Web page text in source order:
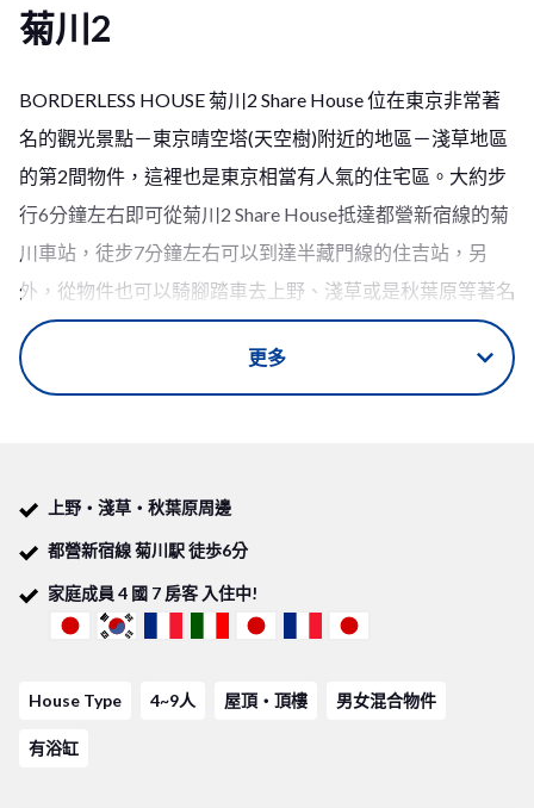
菊川2
BORDERLESS HOUSE 菊川2 Share House 位在東京非常著
名的觀光景點－東京晴空塔(天空樹)附近的地區－淺草地區
的第2間物件，這裡也是東京相當有人氣的住宅區。大約步
行6分鐘左右即可從菊川2 Share House抵達都營新宿線的菊
川車站，徒步7分鐘左右可以到達半藏門線的住吉站，另
外，從物件也可以騎腳踏車去上野、淺草或是秋葉原等著名
的觀光地區，地理位置非常的方便！而在車站的附近也有許
多的超市和便利商店林立，生活機能便利，可以在每天回家
House，因此家中的大家感情都很好，相處也很融洽，且菊
川2 Share House距離菊川1 Share House相當的近，因此也
有很多機會可以和其他物件的房客們一起交流，能夠認識到
更多的新朋友！
歡迎想要認識來自世界各地朋友的你，及想要和日本人交流
學習日文你的，加入我們的菊川2 Share House！
更多
上野・淺草・秋葉原周邊
都營新宿線 菊川駅 徒歩6分
家庭成員 4 國 7 房客 入住中!
House Type 4~9人 屋頂・頂樓 男女混合物件
有浴缸